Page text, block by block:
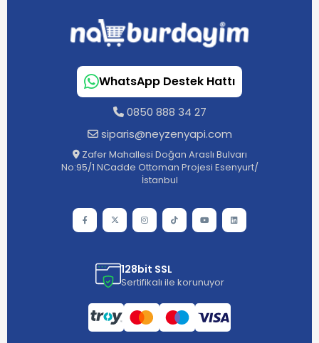
WhatsApp Destek Hattı
0850 888 34 27
siparis@neyzenyapi.com
Zafer Mahallesi Doğan Araslı Bulvarı
No:95/1 NCadde Ottoman Projesi Esenyurt/
İstanbul
128bit SSL
Sertifikalı ile korunuyor